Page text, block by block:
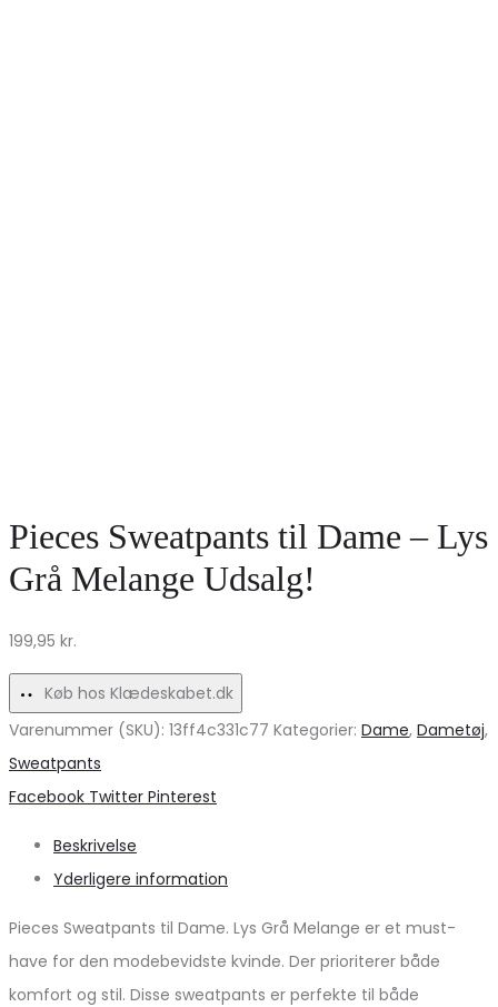
Pieces Sweatpants til Dame – Lys
Grå Melange Udsalg!
199,95 kr.
Køb hos Klædeskabet.dk
Varenummer (SKU): 13ff4c331c77 Kategorier: Dame, Dametøj,
Sweatpants
Share
Facebook Twitter Pinterest
Beskrivelse
Yderligere information
Pieces Sweatpants til Dame. Lys Grå Melange er et must-
have for den modebevidste kvinde. Der prioriterer både
komfort og stil. Disse sweatpants er perfekte til både